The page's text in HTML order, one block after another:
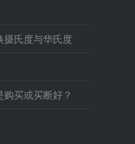
摄氏度与华氏度
买或买断好？